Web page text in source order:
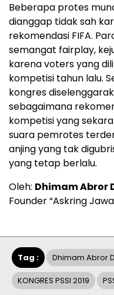
Beberapa protes
dianggap tidak sah
rekomendasi FIFA.
semangat fairplay,
karena voters yang
kompetisi tahun lalu.
kongres
sebagaimana
kompetisi yang
suara pemrotes
anjing yang tak
yang tetap berlalu.
Oleh: Dhimam Abror
Founder “Askring
Tag : Dhimam Abror
KONGRES PSSI 2019